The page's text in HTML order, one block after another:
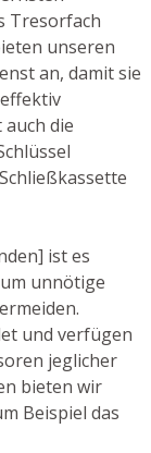
Tresorfach
unseren
an, damit sie
die
ist es
unnötige
und verfügen
jeglicher
bieten wir
Beispiel das